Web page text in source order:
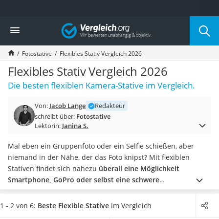
Die beliebtesten Vergleiche nach Kategorie
Elektronik
Powerstation
Monitor 32 Zoll 4K
Fernseher
Drucker
Desktop-PC
Diascanner
Laser-Multifunktionsdrucker
Powerstation mit Solarpanel
Gaming-PC
Soundbar
17-Zoll-Laptop
Satellitenschüssel
Gaming-Headset
Vergleich
Fotostative Flexibles Stativ Vergleich 2026
Flexibles Stativ Vergleich 2026
Die besten flexiblen Kamera-Stative im Vergleich.
Von: Jacob Lange
Redakteur
schreibt über: Fotostative
Lektorin: Janina S.
Mal eben ein Gruppenfoto oder ein Selfie schießen, aber
niemand in der Nähe, der das Foto knipst? Mit flexiblen
Stativen findet sich nahezu überall eine Möglichkeit
Smartphone, GoPro oder selbst eine schwere
Spiegelreflexkamera sicher zu positionieren. Wer nur ein
Stativ für die Hosentasche braucht, ist mit einem Modell ab
1 - 2 von 6: Beste Flexible Stative im Vergleich